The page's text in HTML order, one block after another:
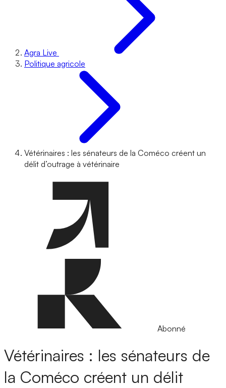
Agra Live
Politique agricole
Vétérinaires : les sénateurs de la Coméco créent un
délit d’outrage à vétérinaire
Abonné
Vétérinaires : les sénateurs de
la Coméco créent un délit